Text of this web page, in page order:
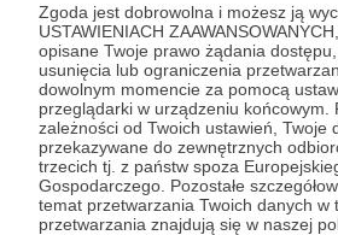
Zgoda jest dobrowolna i możesz ją
USTAWIENIACH
opisane Twoje prawo żądania dostępu,
usunięcia lub ograniczenia
dowolnym momencie za pomocą
przeglądarki w urządzeniu końcowym.
zależności od Twoich ustawień, Twoje
przekazywane do zewnętrznych
trzecich tj. z państw spoza
Gospodarczego. Pozostałe
temat przetwarzania Twoich danych w
przetwarzania znajdują się w naszej
Dołącz do grona
Wesprzyj działalność Autora
Zostań